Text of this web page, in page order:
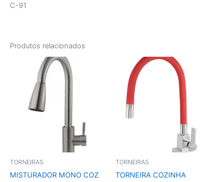
C-91
Produtos relacionados
TORNEIRAS
MISTURADOR MONO COZ
TORNEIRAS
TORNEIRA COZINHA